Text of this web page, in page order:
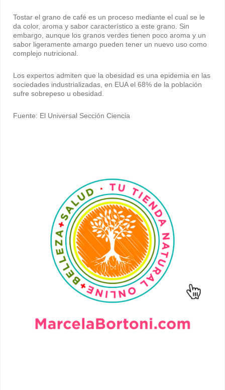
Tostar el grano de café es un proceso mediante el cual se le
da color, aroma y sabor característico a este grano. Sin
embargo, aunque los granos verdes tienen poco aroma y un
sabor ligeramente amargo pueden tener un nuevo uso como
complejo nutricional.
Los expertos admiten que la obesidad es una epidemia en las
sociedades industrializadas, en EUA el 68% de la población
sufre sobrepeso u obesidad.
Fuente: El Universal Sección Ciencia